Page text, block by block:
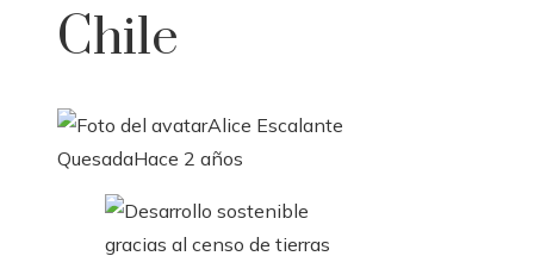
Chile
Alice Escalante
QuesadaHace 2 años